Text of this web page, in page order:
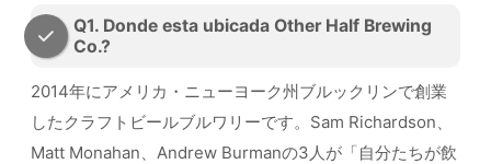
Q1. Donde esta ubicada Other Half Brewing
Co.?
2014年にアメリカ・ニューヨーク州ブルックリンで創業
したクラフトビールブルワリーです。Sam Richardson、
Matt Monahan、Andrew Burmanの3人が「自分たちが飲